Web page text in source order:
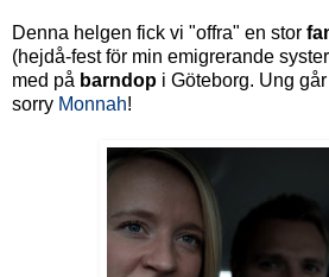
Denna helgen fick vi "offra" en stor
(hejdå-fest för min emigrerande
med på barndop i Göteborg. Ung
sorry Monnah!